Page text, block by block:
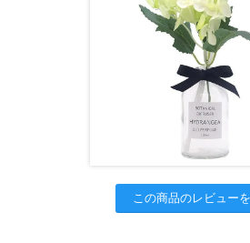
この商品のレビュー